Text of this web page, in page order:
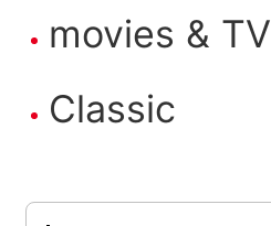
movies & TV
Classic